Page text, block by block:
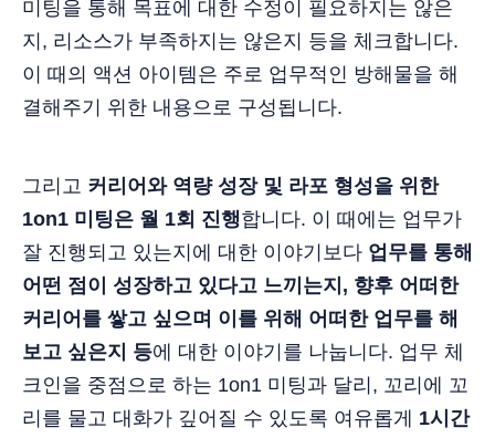
미팅을 통해 목표에 대한 수정이 필요하지는 않은
지, 리소스가 부족하지는 않은지 등을 체크합니다.
이 때의 액션 아이템은 주로 업무적인 방해물을 해
결해주기 위한 내용으로 구성됩니다.
그리고 커리어와 역량 성장 및 라포 형성을 위한
1on1 미팅은 월 1회 진행합니다. 이 때에는 업무가
잘 진행되고 있는지에 대한 이야기보다 업무를 통해
어떤 점이 성장하고 있다고 느끼는지, 향후 어떠한
커리어를 쌓고 싶으며 이를 위해 어떠한 업무를 해
보고 싶은지 등에 대한 이야기를 나눕니다. 업무 체
크인을 중점으로 하는 1on1 미팅과 달리, 꼬리에 꼬
리를 물고 대화가 깊어질 수 있도록 여유롭게 1시간